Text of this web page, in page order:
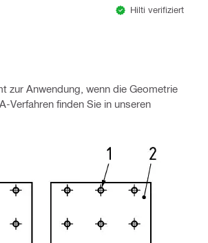
Hilti verifiziert
zur Anwendung, wenn die Geometrie
Verfahren finden Sie in unseren